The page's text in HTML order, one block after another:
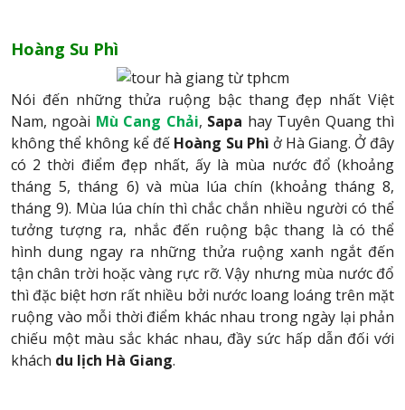
Hoàng Su Phì
Nói đến những thửa ruộng bậc thang đẹp nhất Việt
Nam, ngoài Mù Cang Chải, Sapa hay Tuyên Quang thì
không thể không kể đế Hoàng Su Phì ở Hà Giang. Ở đây
có 2 thời điểm đẹp nhất, ấy là mùa nước đổ (khoảng
tháng 5, tháng 6) và mùa lúa chín (khoảng tháng 8,
tháng 9). Mùa lúa chín thì chắc chắn nhiều người có thể
tưởng tượng ra, nhắc đến ruộng bậc thang là có thể
hình dung ngay ra những thửa ruộng xanh ngắt đến
tận chân trời hoặc vàng rực rỡ. Vậy nhưng mùa nước đổ
thì đặc biệt hơn rất nhiều bởi nước loang loáng trên mặt
ruộng vào mỗi thời điểm khác nhau trong ngày lại phản
chiếu một màu sắc khác nhau, đầy sức hấp dẫn đối với
khách du lịch Hà Giang.